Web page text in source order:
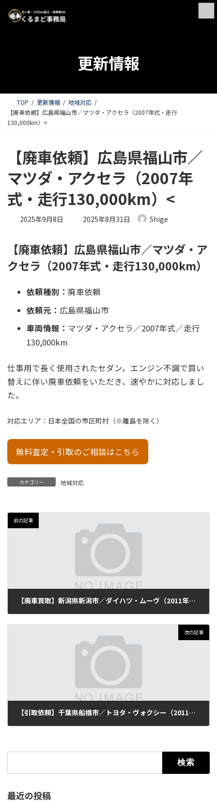
更新情報
TOP 更新情報
地域対応
【廃車依頼】広島県福山市／マツダ・アクセラ（2007年式・走行
130,000km）<
【廃車依頼】広島県福山市／
マツダ・アクセラ（2007年
式・走行130,000km）<
2025年9月8日 最終更新日時 :
2025年8月31日 Shige
【廃車依頼】広島県福山市／マツダ・ア
クセラ（2007年式・走行130,000km）
依頼種別： 廃車依頼
依頼元： 広島県福山市
車両情報： マツダ・アクセラ／2007年式／走行
130,000km
仕事用で長く使用されたセダン。エンジン不調で買い
替えに伴い廃車依頼をいただき、速やかに対応しまし
た。
対応エリア：日本全国の市区町村（※離島を除く）
無料査定・引取のご相談はこちら
カテゴリー 地域対応
前の記事
【廃車買取】新潟県新潟市／ダイハツ・ムーヴ（2011年式・走行90,000km）
次の記事
【引取依頼】千葉県船橋市／トヨタ・ヴォクシー（2011年式・走行142,000km）
最近の投稿